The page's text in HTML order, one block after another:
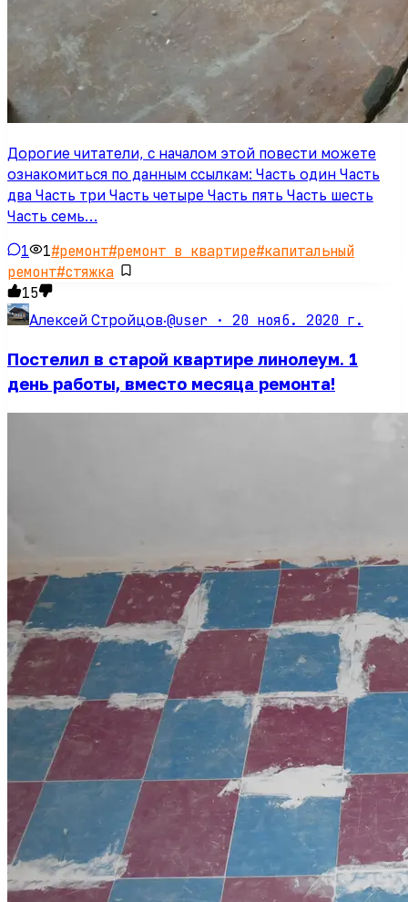
Дорогие читатели, с началом этой повести можете
ознакомиться по данным ссылкам: Часть один Часть
два Часть три Часть четыре Часть пять Часть шесть
Часть семь…
1 1#ремонт#ремонт в квартире#капитальный
ремонт#стяжка
15
Алексей Стройцов·@user · 20 нояб. 2020 г.
Постелил в старой квартире линолеум. 1
день работы, вместо месяца ремонта!